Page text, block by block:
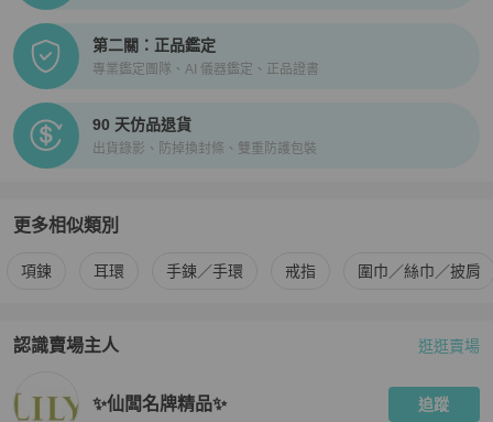
第二關：正品鑑定
專業鑑定團隊、AI 儀器鑑定、正品證書
90 天仿品退貨
出貨錄影、防掉換封條、雙重防護包裝
更多相似類別
更多Dior 女士配件 相似商品推薦
項鍊 耳環 手鍊／手環 戒指 圍巾／絲巾／披肩
認識賣場主人
PopChill 拍拍圈嚴選賣家
逛逛賣場
✨仙闆名牌精品✨ 追蹤